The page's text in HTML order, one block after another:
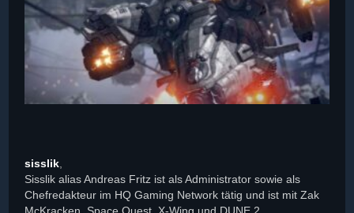
sisslik,
Sisslik alias Andreas Fritz ist als Administrator sowie als
Chefredakteur im HQ Gaming Network tätig und ist mit Zak